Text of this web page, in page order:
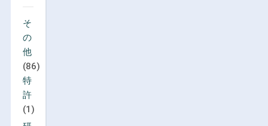
そ
の
他
(86)
特
許
(1)